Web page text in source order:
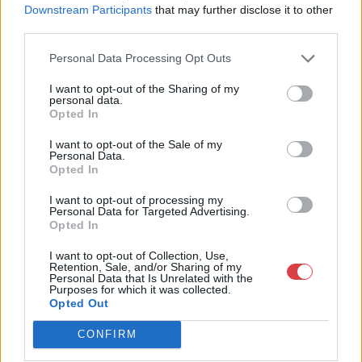
Downstream Participants that may further disclose it to other
Personal Data Processing Opt Outs
I want to opt-out of the Sharing of my
personal data.
Opted In
I want to opt-out of the Sale of my
Personal Data.
Opted In
I want to opt-out of processing my
Personal Data for Targeted Advertising.
Opted In
I want to opt-out of Collection, Use,
Retention, Sale, and/or Sharing of my
Personal Data that Is Unrelated with the
Purposes for which it was collected.
Opted Out
CONFIRM
Telefon: 18008123
Weboldal:
Budapesten, a II. kerületben. Célunk, hogy az eladók optimális
áron, gyorsan találjanak vevőt műtárgyaikra, az eladók pedig
rendszeresen tudják gazdagítani gyűjteményüket változatos
kínálatunkból. Ezért is rendezünk minden második héten,
szerda esténként online árverést! Kedd-től péntek-ig 11.00-este
18.00 óráig várjuk szeretettel az érdeklődőket.
GALÉRIA TOVÁBBI MŰTÁRGYAI
KAPCSOLÓDÓ MŰTÁRGYAK